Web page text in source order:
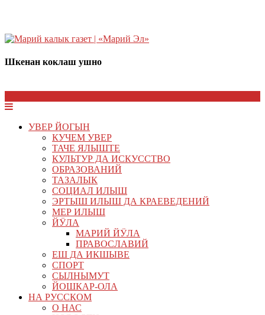
Шкенан коклаш ушно
УВЕР ЙОГЫН
КУЧЕМ УВЕР
ТАЧЕ ЯЛЫШТЕ
КУЛЬТУР ДА ИСКУССТВО
ОБРАЗОВАНИЙ
ТАЗАЛЫК
СОЦИАЛ ИЛЫШ
ЭРТЫШ ИЛЫШ ДА КРАЕВЕДЕНИЙ
МЕР ИЛЫШ
ЙӰЛА
МАРИЙ ЙӰЛА
ПРАВОСЛАВИЙ
ЕШ ДА ИКШЫВЕ
СПОРТ
СЫЛНЫМУТ
ЙОШКАР-ОЛА
НА РУССКОМ
О НАС